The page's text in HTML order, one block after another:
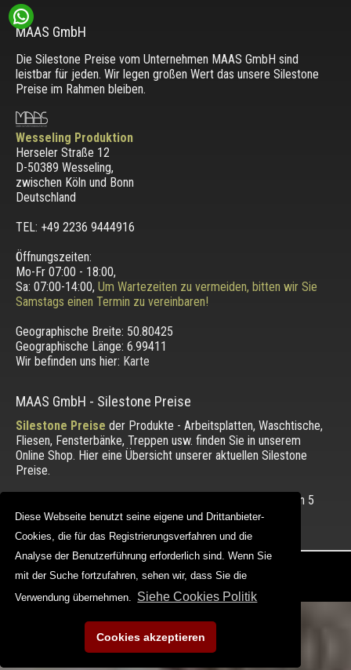
Diese Webseite benutzt seine eigene und Drittanbieter-
Cookies, die für das Registrierungsverfahren und die
Analyse der Benutzerführung erforderlich sind. Wenn Sie
mit der Suche fortzufahren, sehen wir, dass Sie die
Verwendung übernehmen. Siehe Cookies Politik
Cookies akzeptieren
Diese Webseite benutzt seine eigene und Drittanbieter-
Cookies, die für das Registrierungsverfahren und die
Analyse der Benutzerführung erforderlich sind. Wenn Sie
mit der Suche fortzufahren, sehen wir, dass Sie die
Verwendung übernehmen. Siehe Cookies Politik
Cookies akzeptieren
MAAS GmbH
Die Silestone Preise vom Unternehmen MAAS GmbH sind
leistbar für jeden. Wir legen großen Wert das unsere Silestone
Preise im Rahmen bleiben.
Wesseling Produktion
Herseler Straße 12
D-50389 Wesseling,
zwischen Köln und Bonn
Deutschland
TEL: +49 2236 9444916
Öffnungszeiten:
Mo-Fr 07:00 - 18:00,
Sa: 07:00-14:00, Um Wartezeiten zu vermeiden, bitten wir Sie
Samstags einen Termin zu vereinbaren!
Geographische Breite: 50.80425
Geographische Länge: 6.99411
Wir befinden uns hier: Karte
MAAS GmbH - Silestone Preise
Silestone Preise der Produkte - Arbeitsplatten, Waschtische,
Fliesen, Fensterbänke, Treppen usw. finden Sie in unserem
Online Shop. Hier eine Übersicht unserer aktuellen Silestone
Preise.
Die Bewertung unserer Kunden mit einem Durchschnitt von 5
von 5 Punkten.
Copyright © 2012 - 2026 |
Web Design |MAAG-Projekt